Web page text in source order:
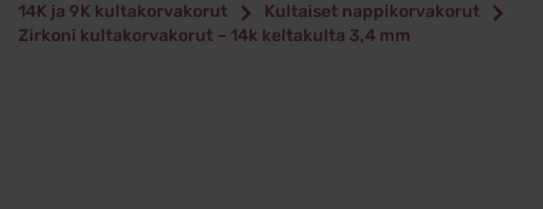
14K ja 9K kultakorvakorut
Kultaiset nappikorvakorut
Zirkoni kultakorvakorut – 14k keltakulta 3,4 mm